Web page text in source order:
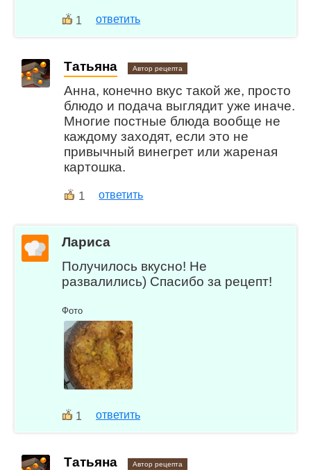
1 ответить
Татьяна Автор рецепта
Анна, конечно вкус такой же, просто
блюдо и подача выглядит уже иначе.
Многие постные блюда вообще не
каждому заходят, если это не
привычный винегрет или жареная
картошка.
1 ответить
Лариса
Получилось вкусно! Не
развалились) Спасибо за рецепт!
Фото
1 ответить
Татьяна Автор рецепта